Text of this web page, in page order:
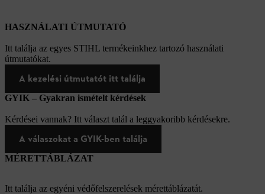
HASZNÁLATI ÚTMUTATÓ
Itt találja az egyes STIHL termékeinkhez tartozó használati
útmutatókat.
A kezelési útmutatót itt találja
GYIK – Gyakran ismételt kérdések
Kérdései vannak? Itt választ talál a leggyakoribb kérdésekre.
A válaszokat a GYIK-ben találja
MÉRETTÁBLÁZAT
Itt találja az egyéni védőfelszerelések mérettáblázatát.